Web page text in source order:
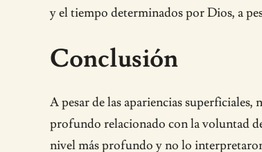
y el tiempo determinados por Dios, a
Conclusión
A pesar de las apariencias superficiales,
profundo relacionado con la voluntad
nivel más profundo y no lo